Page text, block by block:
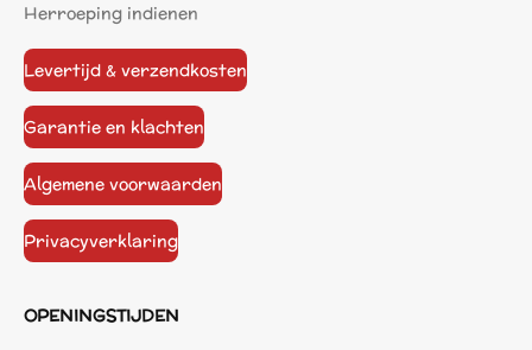
Herroeping indienen
Levertijd & verzendkosten
Garantie en klachten
Algemene voorwaarden
Privacyverklaring
OPENINGSTIJDEN